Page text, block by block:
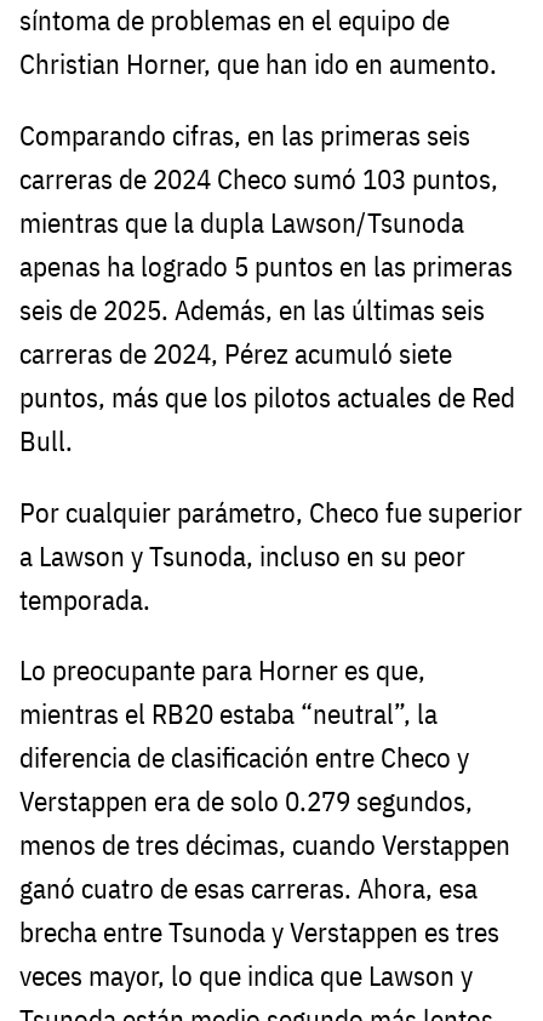
síntoma de problemas en el equipo de
Christian Horner, que han ido en aumento.
Comparando cifras, en las primeras seis
carreras de 2024 Checo sumó 103 puntos,
mientras que la dupla Lawson/Tsunoda
apenas ha logrado 5 puntos en las primeras
seis de 2025. Además, en las últimas seis
carreras de 2024, Pérez acumuló siete
puntos, más que los pilotos actuales de Red
Bull.
Por cualquier parámetro, Checo fue superior
a Lawson y Tsunoda, incluso en su peor
temporada.
Lo preocupante para Horner es que,
mientras el RB20 estaba “neutral”, la
diferencia de clasificación entre Checo y
Verstappen era de solo 0.279 segundos,
menos de tres décimas, cuando Verstappen
ganó cuatro de esas carreras. Ahora, esa
brecha entre Tsunoda y Verstappen es tres
veces mayor, lo que indica que Lawson y